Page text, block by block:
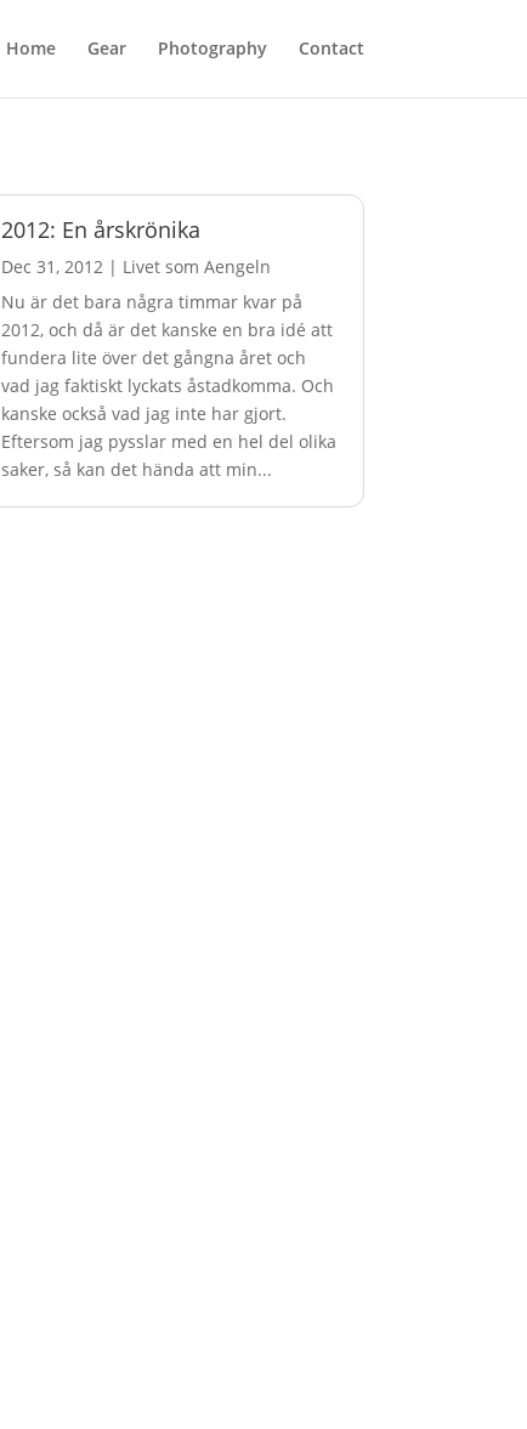
Home Gear Photography Contact
2012: En årskrönika
Dec 31, 2012 | Livet som Aengeln
Nu är det bara några timmar kvar på
2012, och då är det kanske en bra idé att
fundera lite över det gångna året och
vad jag faktiskt lyckats åstadkomma. Och
kanske också vad jag inte har gjort.
Eftersom jag pysslar med en hel del olika
saker, så kan det hända att min...